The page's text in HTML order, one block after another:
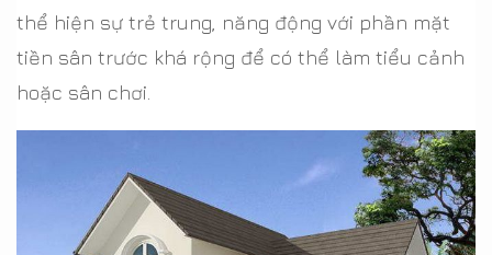
thể hiện sự trẻ trung, năng động với phần mặt
tiền sân trước khá rộng để có thể làm tiểu cảnh
hoặc sân chơi.